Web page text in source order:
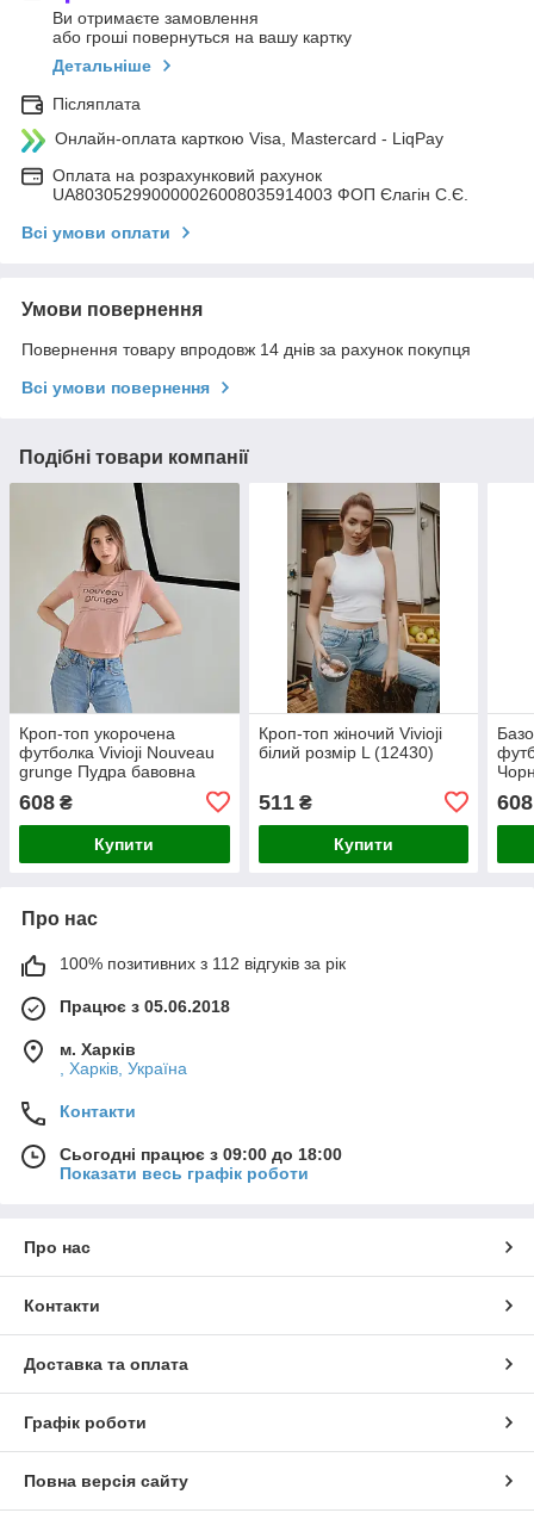
Ви отримаєте замовлення
або гроші повернуться на вашу картку
Детальніше
Післяплата
Онлайн-оплата карткою Visa, Mastercard - LiqPay
Оплата на розрахунковий рахунок
UA803052990000026008035914003 ФОП Єлагін С.Є.
Всі умови оплати
Умови повернення
Повернення товару впродовж 14 днів за рахунок покупця
Всі умови повернення
Подібні товари компанії
Кроп-топ укорочена
футболка Vivioji Nouveau
grunge Пудра бавовна
608 ₴
Купити
Кроп-топ жіночий Vivioji
білий розмір L (12430)
511₴
Купити
608
Про нас
100% позитивних з 112 відгуків за рік
Працює з 05.06.2018
м. Харків
, Харків, Україна
Контакти
Сьогодні працює з 09:00 до 18:00
Показати весь графік роботи
Про нас
Контакти
Доставка та оплата
Графік роботи
Повна версія сайту